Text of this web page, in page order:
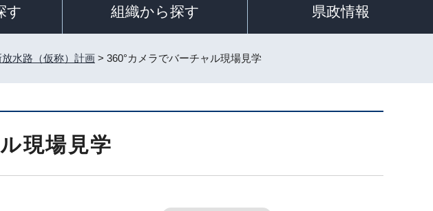
す 組織から探す 県政情報
水路（仮称）計画 > 360°カメラでバーチャル現場見学
現場見学